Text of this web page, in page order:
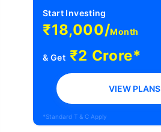
Start Investing
₹18,000/Month
& Get₹2 Crore*
VIEW PLANS
*Standard T & C Apply